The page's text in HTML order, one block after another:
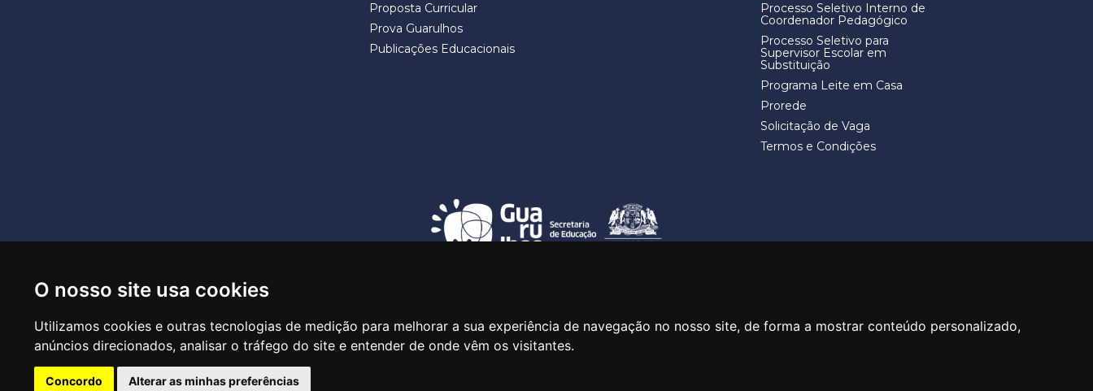
CTRL+F2
O nosso site usa cookies
Utilizamos cookies e outras tecnologias de medição para melhorar a sua experiência de navegação no nosso site, de forma a mostrar conteúdo personalizado,
anúncios direcionados, analisar o tráfego do site e entender de onde vêm os visitantes.
Concordo Alterar as minhas preferências
Proposta Curricular
Prova Guarulhos
Publicações Educacionais
Processo Seletivo Interno de
Coordenador Pedagógico
Processo Seletivo para
Supervisor Escolar em
Substituição
Programa Leite em Casa
Prorede
Solicitação de Vaga
Termos e Condições
Rua Claudino Barbosa, 313 - Macedo - Guarulhos/SP CEP 07113-040
Central de Atendimento: *55 11 2475-7300